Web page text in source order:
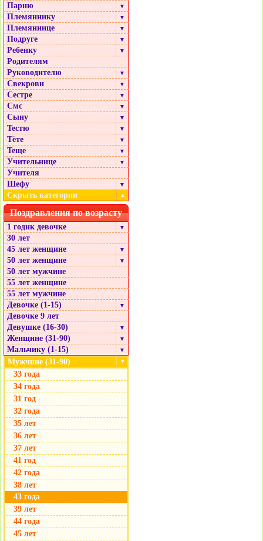
Парню ▼
Племяннику ▼
Племяннице ▼
Подруге ▼
Ребенку ▼
Родителям
Руководителю
▼
Свекрови ▼
Сестре ▼
Смс ▼
Сыну ▼
Тестю ▼
Тёте ▼
Теще ▼
Учительнице ▼
Учителя
Шефу
▼
Скрыть категории ▲
Поздравления по возрасту
1 годик девочке ▼
30 лет
45 лет женщине
▼
50 лет женщине ▼
50 лет мужчине
55 лет женщине
55 лет мужчине
Девочке (1-15)
▼
Девочке 9 лет
Девушке (16-30)
▼
Женщине (31-90) ▼
Мальчику (1-15) ▼
Мужчине (31-90) ▼
33 года
34 года
31 год
32 года
35 лет
36 лет
37 лет
41 год
42 года
38 лет
43 года
39 лет
44 года
45 лет